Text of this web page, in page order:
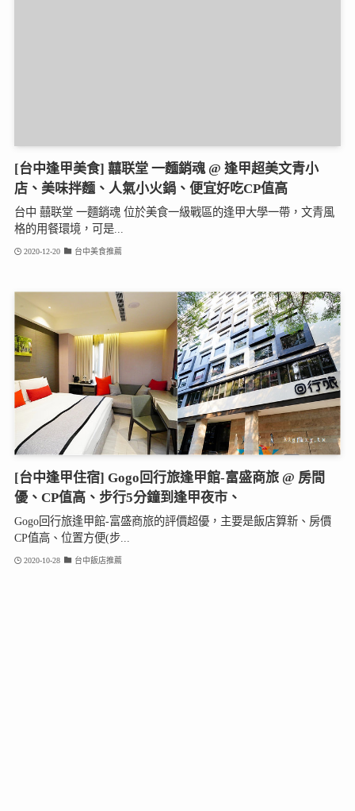
[台中逢甲美食] 囍联堂 一麵銷魂 @ 逢甲超美文青小
店、美味拌麵、人氣小火鍋、便宜好吃CP值高
台中 囍联堂 一麵銷魂 位於美食一級戰區的逢甲大學一帶，文青風
格的用餐環境，可是...
2020-12-20 台中美食推薦
[台中逢甲住宿] Gogo回行旅逢甲館-富盛商旅 @ 房間
優、CP值高、步行5分鐘到逢甲夜市、
Gogo回行旅逢甲館-富盛商旅的評價超優，主要是飯店算新、房價
CP值高、位置方便(步...
2020-10-28 台中飯店推薦